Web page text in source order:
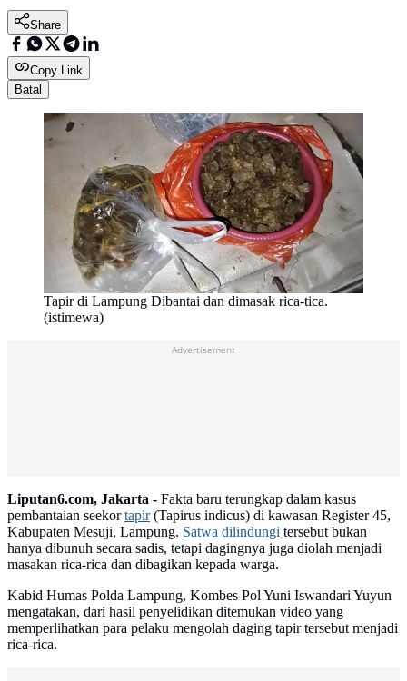
Share
Copy Link
Batal
Tapir di Lampung Dibantai dan dimasak rica-tica.
(istimewa)
Advertisement
Liputan6.com, Jakarta - Fakta baru terungkap dalam kasus
pembantaian seekortapir(Tapirus indicus) di kawasan Register 45,
Kabupaten Mesuji, Lampung. Satwa dilindungi tersebut bukan
hanya dibunuh secara sadis, tetapi dagingnya juga diolah menjadi
masakan rica-rica dan dibagikan kepada warga.
Kabid Humas Polda Lampung, Kombes Pol Yuni Iswandari Yuyun
mengatakan, dari hasil penyelidikan ditemukan video yang
memperlihatkan para pelaku mengolah daging tapir tersebut menjadi
rica-rica.